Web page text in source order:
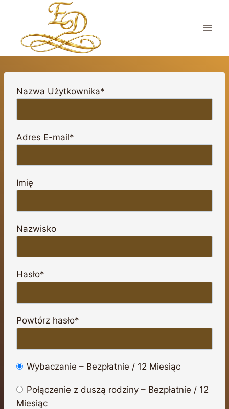
Nazwa Użytkownika*
Adres E-mail*
Imię
Nazwisko
Hasło*
Powtórz hasło*
Wybaczanie – Bezpłatnie / 12 Miesiąc
Połączenie z duszą rodziny – Bezpłatnie / 12
Miesiąc